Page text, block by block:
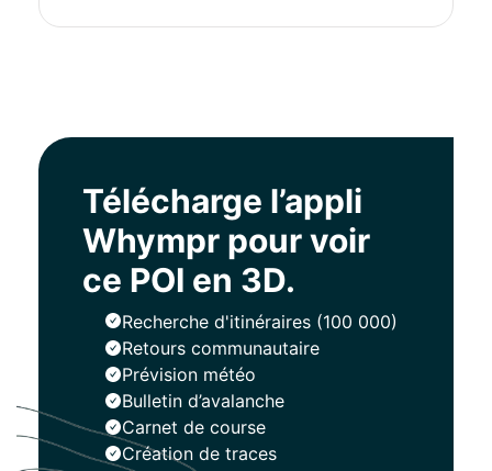
Télécharge l’appli
Whympr pour voir
ce POI en 3D.
Recherche d'itinéraires (100 000)
Retours communautaire
Prévision météo
Bulletin d’avalanche
Carnet de course
Création de traces